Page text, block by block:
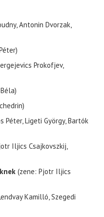
Antonin Dvorzak,
Prokofjev,
Péter, Ligeti György, Bartók
Iljics Csajkovszkij,
(zene: Pjotr Iljics
Kamilló, Szegedi